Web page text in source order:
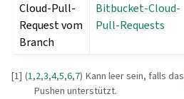
Cloud-Pull-
Request vom
Branch
Bitbucket-Cloud-
Pull-Requests
[1] (1,2,3,4,5,6,7) Kann leer sein, falls das
Pushen unterstützt.